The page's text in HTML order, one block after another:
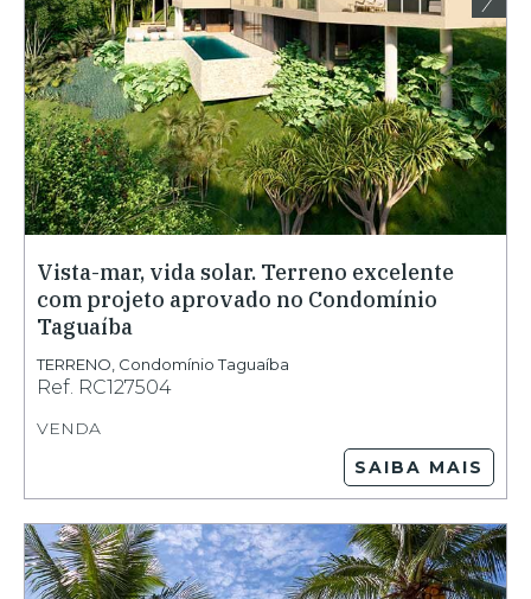
Vista-mar, vida solar. Terreno excelente
com projeto aprovado no Condomínio
Taguaíba
TERRENO Condomínio Taguaíba
Ref. RC127504
VENDA
SAIBA MAIS